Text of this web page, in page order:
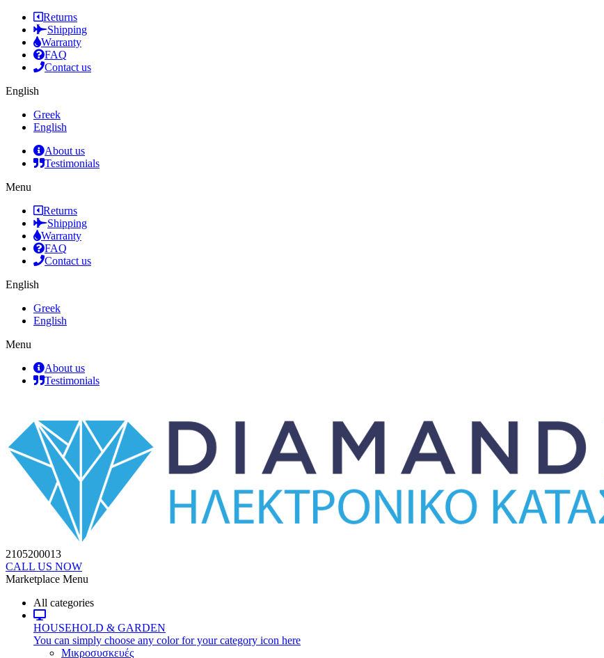
Returns
Shipping
Warranty
FAQ
Contact us
English
Greek
English
About us
Testimonials
Menu
Returns
Shipping
Warranty
FAQ
Contact us
English
Greek
English
Menu
About us
Testimonials
2105200013
CALL US NOW
Marketplace Menu
All categories
HOUSEHOLD & GARDEN
You can simply choose any color for your category icon here
Μικροσυσκευές